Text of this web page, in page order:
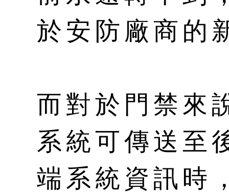
於安防廠商的
而對於門禁來
系統可傳送至
端系統資訊時